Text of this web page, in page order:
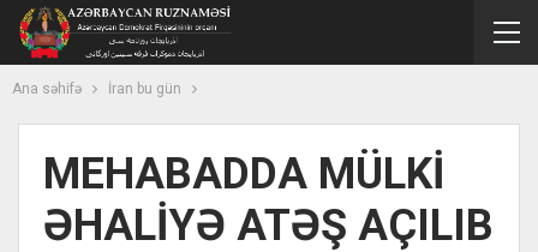
Ana səhifə İran bu gün
MEHABADDA MÜLKİ
ƏHALİYƏ ATƏŞ AÇILIB